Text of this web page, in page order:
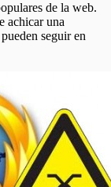
de la web.
achicar una
seguir en